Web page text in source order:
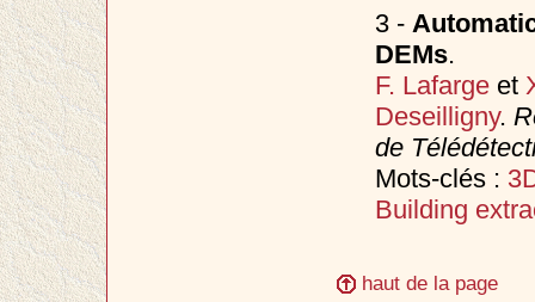
3 -
DEMs.
F. Lafargeet
Deseilligny.
de
Mots-clés :
Building
haut de la page